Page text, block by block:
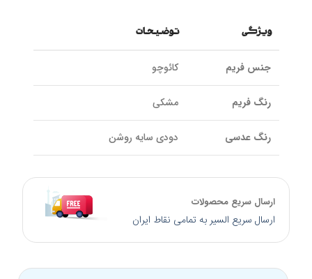
ویژگی توضیحات
جنس فریم کائوچو
رنگ فریم مشکی
رنگ عدسی دودی سایه روشن
جنس عدسی
پوشش عدسی UV400 و ضد خش و پلاریزه
ارسال سریع محصولات
ارسال سریع السیر به تمامی نقاط ایران